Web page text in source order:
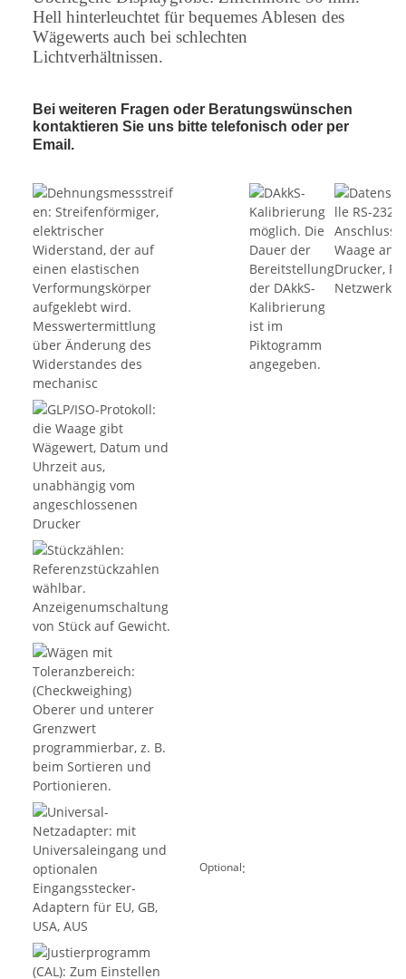
Hell hinterleuchtet für bequemes Ablesen des
Wägewerts auch bei schlechten
Lichtverhältnissen.
Bei weiteren Fragen oder Beratungswünschen
kontaktieren Sie uns bitte telefonisch oder per
Email.
Optional: